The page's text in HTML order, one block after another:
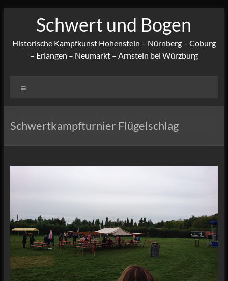
Schwert und Bogen
Historische Kampfkunst Hohenstein – Nürnberg – Coburg
– Erlangen – Neumarkt – Arnstein bei Würzburg
Schwertkampfturnier Flügelschlag